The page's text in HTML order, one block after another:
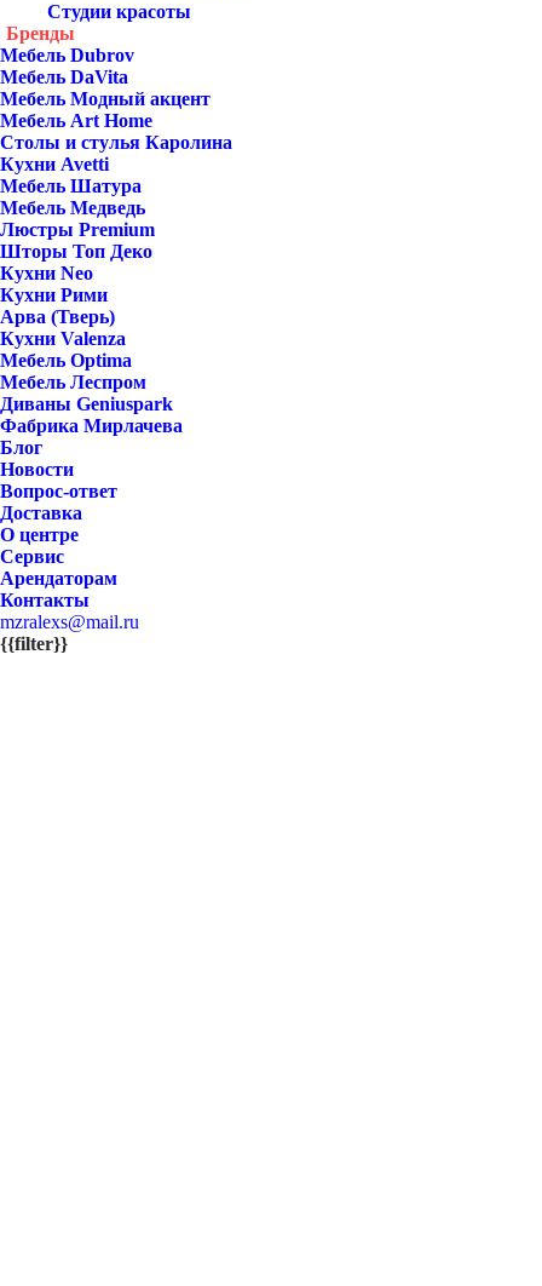
Студии красоты
Бренды
Мебель Dubrov
Мебель DaVita
Мебель Модный акцент
Мебель Art Home
Столы и стулья Каролина
Кухни Avetti
Мебель Шатура
Мебель Медведь
Люстры Premium
Шторы Топ Деко
Кухни Neo
Кухни Рими
Арва (Тверь)
Кухни Valenza
Мебель Optima
Мебель Леспром
Диваны Geniuspark
Фабрика Мирлачева
Блог
Новости
Вопрос-ответ
Доставка
О центре
Сервис
Арендаторам
Контакты
mzralexs@mail.ru
{{filter}}